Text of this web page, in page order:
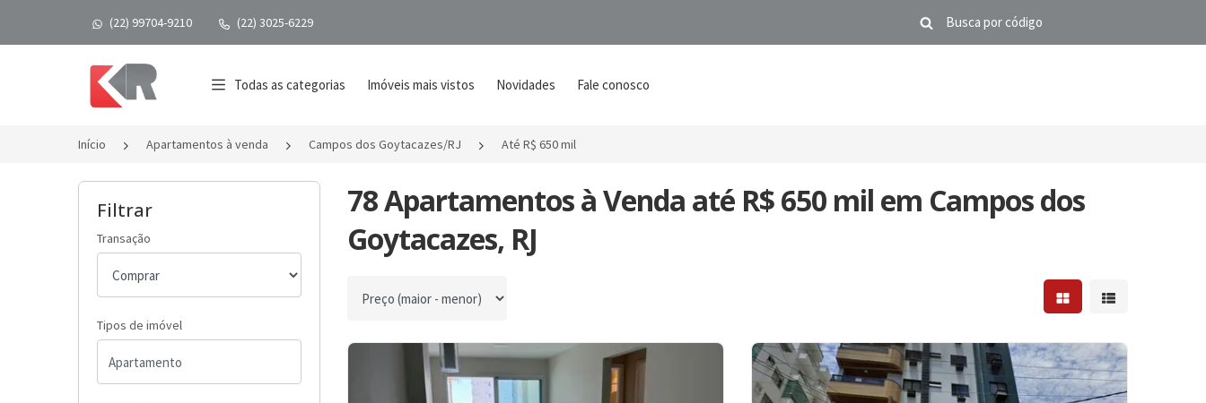
(22) 99704-9210 (22) 3025-6229
Página inicial
Todas as categorias Imóveis mais vistos Novidades Fale conosco
Início Apartamentos à venda Campos dos Goytacazes/RJ Até R$ 650 mil
Filtrar
Transação
Tipos de imóvel
78 Apartamentos à Venda até R$ 650 mil em Campos dos
Goytacazes, RJ
Ordenar por Mostrar resultados em
Mostrar